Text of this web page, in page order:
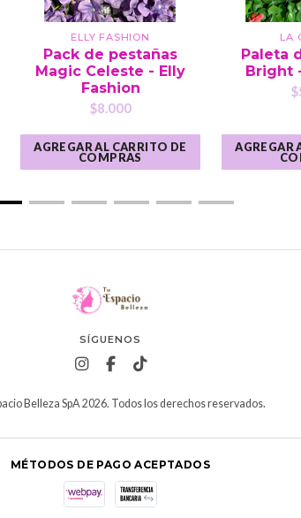
ELLY FASHION
Pack de pestañas
Magic Celeste - Elly
Fashion
$8.000
AGREGAR AL CARRITO DE
COMPRAS
LA
Paleta
Bright
AGREGAR
SÍGUENOS
Belleza SpA 2026. Todos los derechos reservados.
MÉTODOS DE PAGO ACEPTADOS